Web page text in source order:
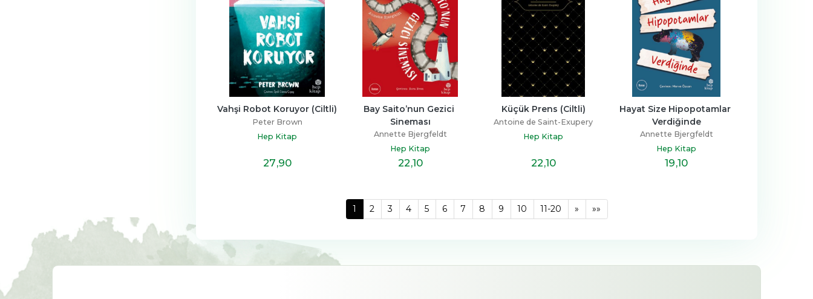
Vahşi Robot Koruyor (Ciltli)
Peter Brown
Hep Kitap
27,90
Bay Saito’nun Gezici
Sineması
Annette Bjergfeldt
Hep Kitap
22,10
Küçük Prens (Ciltli)
Antoine de Saint-Exupery
Hep Kitap
22,10
Hayat Size Hipopotamlar
Verdiğinde
Annette Bjergfeldt
Hep Kitap
19,10
1 2 3 4 5 6 7 8 9 10 11-20 » »»